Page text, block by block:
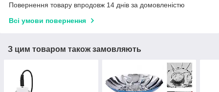
Повернення товару впродовж 14 днів за домовленістю
Всі умови повернення
З цим товаром також замовляють